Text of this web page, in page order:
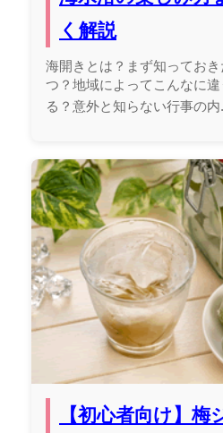
く解説
海開きとは？まず知ってお
つ？地域によってこんなに
る？意外と知らない行事の内
【初心者向け】